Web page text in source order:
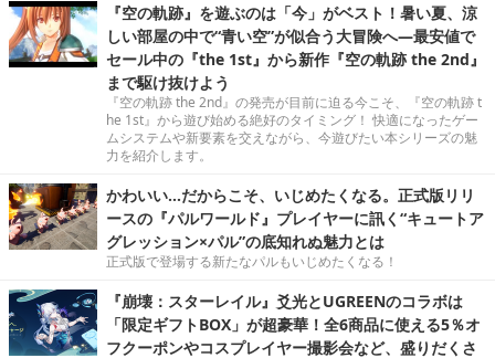
『空の軌跡』を遊ぶのは「今」がベスト！暑い夏、涼
しい部屋の中で“青い空”が似合う大冒険へ―最安値で
セール中の『the 1st』から新作『空の軌跡 the 2nd』
まで駆け抜けよう
『空の軌跡 the 2nd』の発売が目前に迫る今こそ、『空の軌跡 t
he 1st』から遊び始める絶好のタイミング！ 快適になったゲー
ムシステムや新要素を交えながら、今遊びたい本シリーズの魅
力を紹介します。
かわいい…だからこそ、いじめたくなる。正式版リリ
ースの『パルワールド』プレイヤーに訊く“キュートア
グレッション×パル”の底知れぬ魅力とは
正式版で登場する新たなパルもいじめたくなる！
『崩壊：スターレイル』爻光とUGREENのコラボは
「限定ギフトBOX」が超豪華！全6商品に使える5％オ
フクーポンやコスプレイヤー撮影会など、盛りだくさ